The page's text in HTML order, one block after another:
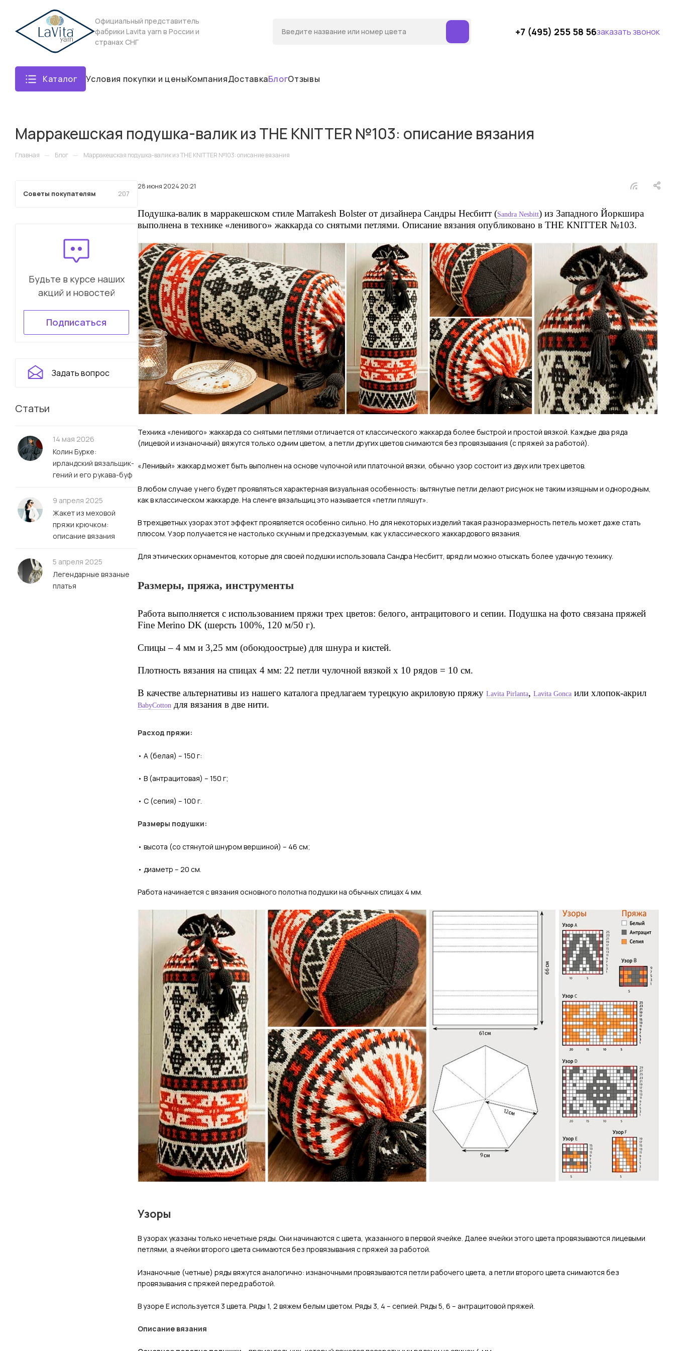
Официальный представитель
фабрики Lavita yarn в России и
странах СНГ
+7 (495) 255 58 56заказать звонок
Каталог Условия покупки и ценыКомпанияДоставкаБлогОтзывы
Марракешская подушка-валик из ТHЕ КNITTЕR №103: описание вязания
Главная — Блог — Марракешская подушка-валик из ТHЕ КNITTЕR №103: описание вязания
28 июня 2024 20:21
Подушка-валик в марракешском стиле Marrakesh Bolster от дизайнера Сандры Несбитт (Sandra Nesbitt) из Западного Йоркшира
выполнена в технике «ленивого» жаккарда со снятыми петлями. Описание вязания опубликовано в ТHЕ КNITTЕR №103.
Техника «ленивого» жаккарда со снятыми петлями отличается от классического жаккарда более быстрой и простой вязкой. Каждые два ряда
(лицевой и изнаночный) вяжутся только одним цветом, а петли других цветов снимаются без провязывания (с пряжей за работой).
«Ленивый» жаккард может быть выполнен на основе чулочной или платочной вязки, обычно узор состоит из двух или трех цветов.
В любом случае у него будет проявляться характерная визуальная особенность: вытянутые петли делают рисунок не таким изящным и однородным,
как в классическом жаккарде. На сленге вязальщиц это называется «петли пляшут».
В трехцветных узорах этот эффект проявляется особенно сильно. Но для некоторых изделий такая разноразмерность петель может даже стать
плюсом. Узор получается не настолько скучным и предсказуемым, как у классического жаккардового вязания.
Для этнических орнаментов, которые для своей подушки использовала Сандра Несбитт, вряд ли можно отыскать более удачную технику.
Размеры, пряжа, инструменты
Работа выполняется с использованием пряжи трех цветов: белого, антрацитового и сепии. Подушка на фото связана пряжей
Fine Merino DK (шерсть 100%, 120 м/50 г).
Спицы – 4 мм и 3,25 мм (обоюдоострые) для шнура и кистей.
Плотность вязания на спицах 4 мм: 22 петли чулочной вязкой х 10 рядов = 10 см.
В качестве альтернативы из нашего каталога предлагаем турецкую акриловую пряжу Lavita Pirlanta, Lavita Gonca или хлопок-акрил
BabyCotton для вязания в две нити.
Расход пряжи:
• ­ А (белая) – 150 г:
• ­ В (антрацитовая) – 150 г;
• ­ С (сепия) – 100 г.
Размеры подушки:
• ­ высота (со стянутой шнуром вершиной) – 46 см;
• ­ диаметр – 20 см.
Работа начинается с вязания основного полотна подушки на обычных спицах 4 мм.
Узоры
В узорах указаны только нечетные ряды. Они начинаются с цвета, указанного в первой ячейке. Далее ячейки этого цвета провязываются лицевыми
петлями, а ячейки второго цвета снимаются без провязывания с пряжей за работой.
Изнаночные (четные) ряды вяжутся аналогично: изнаночными провязываются петли рабочего цвета, а петли второго цвета снимаются без
провязывания с пряжей перед работой.
В узоре E используется 3 цвета. Ряды 1, 2 вяжем белым цветом. Ряды 3, 4 – сепией. Ряды 5, 6 – антрацитовой пряжей.
Описание вязания
Советы покупателям 207
Будьте в курсе наших
акций и новостей
Подписаться
Задать вопрос
Статьи
14 мая 2026
Колин Бурке:
ирландский вязальщик-
гений и его рукава-буф
9 апреля 2025
Жакет из меховой
пряжи крючком:
описание вязания
5 апреля 2025
Легендарные вязаные
платья